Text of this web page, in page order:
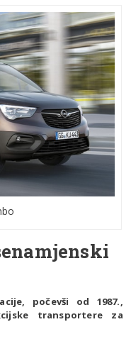
počevši od 1987.,
transportere za